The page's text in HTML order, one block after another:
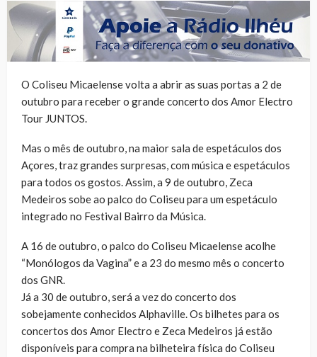
O Coliseu Micaelense volta a abrir as suas portas a 2 de
outubro para receber o grande concerto dos Amor Electro
Tour JUNTOS.
Mas o mês de outubro, na maior sala de espetáculos dos
Açores, traz grandes surpresas, com música e espetáculos
para todos os gostos. Assim, a 9 de outubro, Zeca
Medeiros sobe ao palco do Coliseu para um espetáculo
integrado no Festival Bairro da Música.
A 16 de outubro, o palco do Coliseu Micaelense acolhe
“Monólogos da Vagina” e a 23 do mesmo mês o concerto
dos GNR.
Já a 30 de outubro, será a vez do concerto dos
sobejamente conhecidos Alphaville. Os bilhetes para os
concertos dos Amor Electro e Zeca Medeiros já estão
disponíveis para compra na bilheteira física do Coliseu